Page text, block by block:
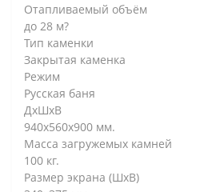
Отапливаемый объём
до 28 м?
Тип каменки
Закрытая каменка
Режим
Русская баня
ДxШxВ
940х560х900 мм.
Масса загружемых камней
100 кг.
Размер экрана (ШхВ)